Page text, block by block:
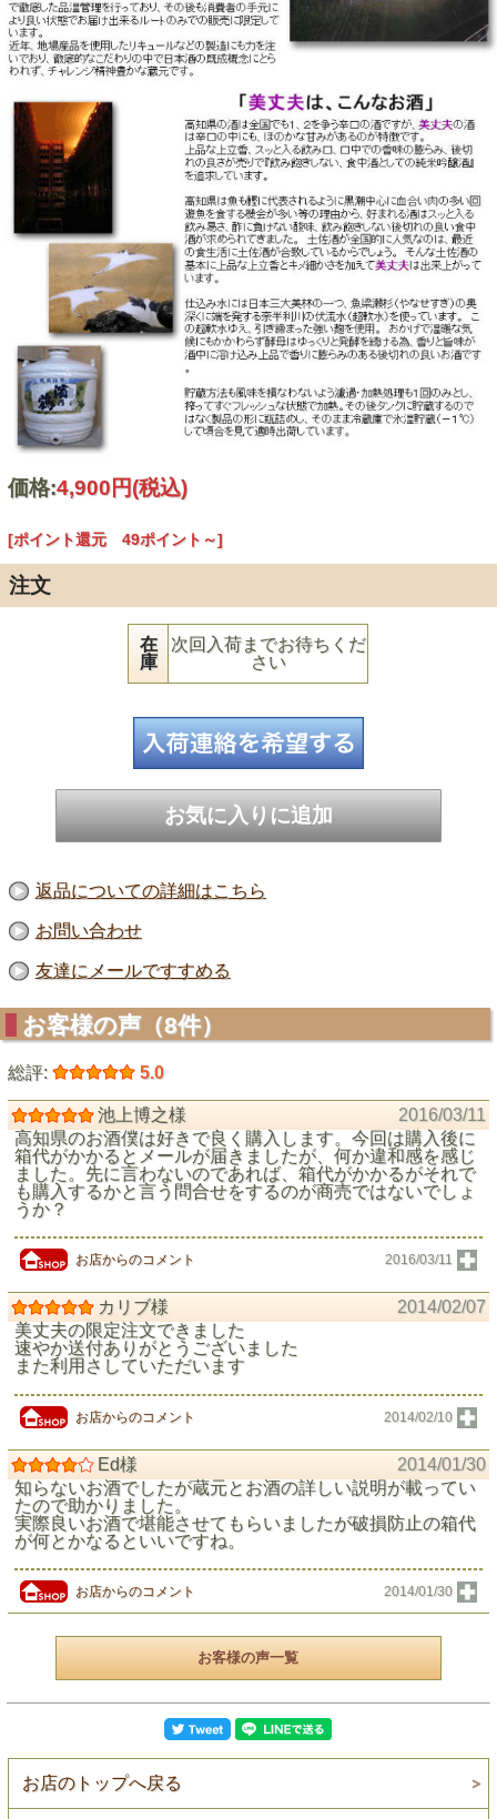
価格:4,900円(税込)
[ポイント還元 49ポイント～]
注文
在
庫
次回入荷までお待ちくだ
さい
返品についての詳細はこちら
お問い合わせ
友達にメールですすめる
お客様の声（8件）
総評: 5.0
池上博之様
2016/03/11
高知県のお酒僕は好きで良く購入します。今回は購入後に
箱代がかかるとメールが届きましたが、何か違和感を感じ
ました。先に言わないのであれば、箱代がかかるがそれで
も購入するかと言う問合せをするのが商売ではないでしょ
うか？
お店からのコメント 2016/03/11
カリブ様
2014/02/07
美丈夫の限定注文できました
速やか送付ありがとうございました
また利用さしていただいます
お店からのコメント 2014/02/10
Ed様
2014/01/30
知らないお酒でしたが蔵元とお酒の詳しい説明が載ってい
たので助かりました。
実際良いお酒で堪能させてもらいましたが破損防止の箱代
が何とかなるといいですね。
お店からのコメント 2014/01/30
お客様の声一覧
お店のトップへ戻る